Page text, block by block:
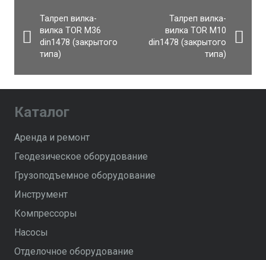
Талреп вилка-
вилка TOR М36
din1478 (закрытого
типа)
Талреп вилка-
вилка TOR М10
din1478 (закрытого
типа)
Каталог
Аренда и ремонт
Геодезическое оборудование
Грузоподъемное оборудование
Инструмент
Компрессоры
Насосы
Отделочное оборудование